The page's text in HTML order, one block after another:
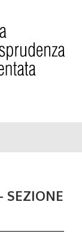
SEZIONE